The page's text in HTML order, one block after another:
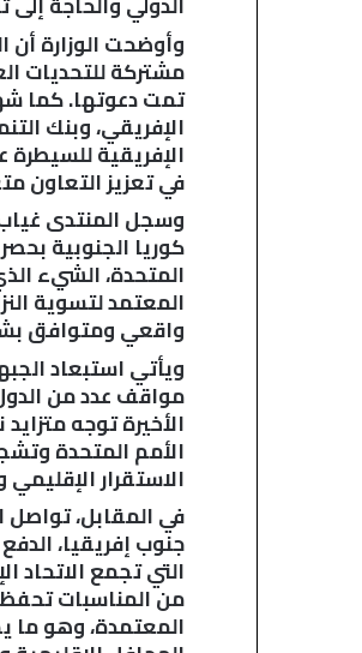
وأوضحت الوزارة أن
تمت دعوتها. كما
الإفريقي، وبنك
الإفريقية
في تعزيز التعاون
وسجل المنتدى
كوريا الجنوبية
المتحدة، الشيء
المعتمد لتسوية
واقعي ومتوافق
ويأتي استبعاد
مواقف عدد من
الأخيرة توجه
الأمم المتحدة
الاستقرار
في المقابل، تواصل
جنوب إفريقيا،
التي تجمع الاتحاد
من المناسبات
المعتمدة، وهو ما